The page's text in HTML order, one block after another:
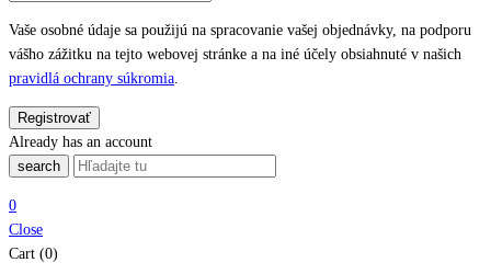
Vaše osobné údaje sa použijú na spracovanie vašej objednávky, na podporu
vášho zážitku na tejto webovej stránke a na iné účely obsiahnuté v našich
pravidlá ochrany súkromia
Already has an account
search
0
Close
Cart (0)